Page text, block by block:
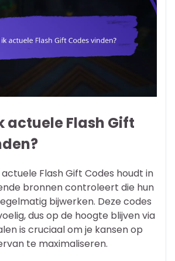
actuele Flash Gift
Flash Gift Codes houdt in
bronnen controleert die hun
bijwerken. Deze codes
dus op de hoogte blijven via
is cruciaal om je kansen op
te maximaliseren.